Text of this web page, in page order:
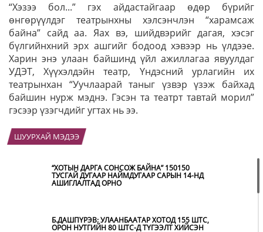
“Хэзээ бол...” гэх айдастайгаар өдөр бүрийг
өнгөрүүлдэг театрынхны хэлсэнчлэн “харамсаж
байна” сайд аа. Яах вэ, шийдвэрийг дагая, хэсэг
бүлгийнхний эрх ашгийг бодоод хэвээр нь үлдээе.
Харин энэ улаан байшинд үйл ажиллагаа явуулдаг
УДЭТ, Хүүхэлдэйн театр, Үндэсний урлагийн их
театрынхан “Уучлаарай таныг үзвэр үзэж байхад
байшин нурж мэднэ. Гэсэн та театрт тавтай морил”
гэсээр үзэгчдийг угтах нь ээ.
ШУУРХАЙ МЭДЭЭ
“ХОТЫН ДАРГА СОНСОЖ БАЙНА” 150150
ТУСГАЙ ДУГААР НАЙМДУГААР САРЫН 14-НД
АШИГЛАЛТАД ОРНО
Б.ДАШПҮРЭВ: УЛААНБААТАР ХОТОД 155 ШТС,
ОРОН НУТГИЙН 80 ШТС-Д ТҮГЭЭЛТ ХИЙСЭН